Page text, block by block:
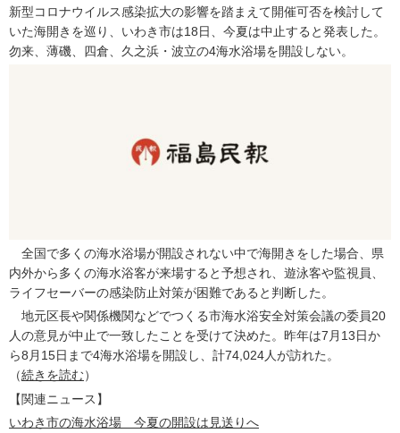
新型コロナウイルス感染拡大の影響を踏まえて開催可否を検討して
いた海開きを巡り、いわき市は18日、今夏は中止すると発表した。
勿来、薄磯、四倉、久之浜・波立の4海水浴場を開設しない。
全国で多くの海水浴場が開設されない中で海開きをした場合、県
内外から多くの海水浴客が来場すると予想され、遊泳客や監視員、
ライフセーバーの感染防止対策が困難であると判断した。
地元区長や関係機関などでつくる市海水浴安全対策会議の委員20
人の意見が中止で一致したことを受けて決めた。昨年は7月13日か
ら8月15日まで4海水浴場を開設し、計74,024人が訪れた。
（続きを読む）
【関連ニュース】
いわき市の海水浴場 今夏の開設は見送りへ